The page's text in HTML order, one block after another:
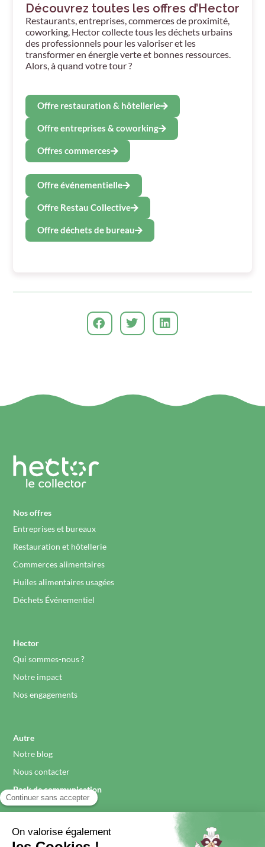
Découvrez toutes les offres d’Hector
Restaurants, entreprises, commerces de proximité,
coworking, Hector collecte tous les déchets urbains
des professionnels pour les valoriser et les
transformer en énergie verte et bonnes ressources.
Alors, à quand votre tour ?
Offre restauration & hôtellerie
Offre entreprises & coworking
Offres commerces
Offre événementielle
Offre Restau Collective
Offre déchets de bureau
Nos offres
Entreprises et bureaux
Restauration et hôtellerie
Commerces alimentaires
Huiles alimentaires usagées
Déchets Événementiel
Hector
Qui sommes-nous ?
Notre impact
Nos engagements
Autre
Notre blog
Nous contacter
Pack de communication
Légal
Mentions légales